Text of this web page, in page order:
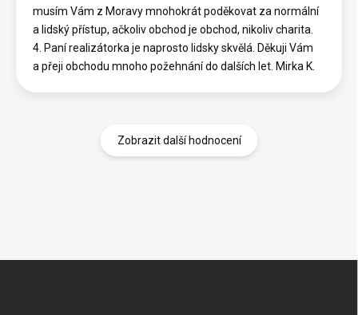
musím Vám z Moravy mnohokrát poděkovat za normální
a lidský přístup, ačkoliv obchod je obchod, nikoliv charita.
4. Paní realizátorka je naprosto lidsky skvělá. Děkuji Vám
a přeji obchodu mnoho požehnání do dalších let. Mirka K.
Zobrazit další hodnocení